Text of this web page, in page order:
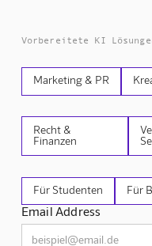
Vorbereitete KI
Marketing & PR
Recht &
Finanzen
Für Studenten Für
Email Address